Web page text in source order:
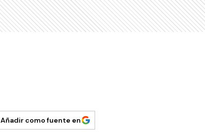
Añadir como fuente en